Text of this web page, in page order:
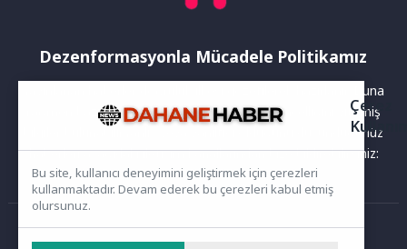
Dezenformasyonla Mücadele Politikamız
Yayınlanan haberler doğruluk ilkesi gözetilerek hazırlanır. Buna
rağmen bazı içeriklerde eksik, hatalı veya güncelliğini yitirmiş
bilgiler bulunabilir.Yanlış veya yanıltıcı olduğunu düşündüğünüz
haberleri aşağıdaki iletişim kanallarından bize bildirebilirsiniz:
Ana Sayfa
Çerez
Bu site, kullanıcı deneyimini geliştirmek için çerezleri
kullanmaktadır. Devam ederek bu çerezleri kabul etmiş
olursunuz.